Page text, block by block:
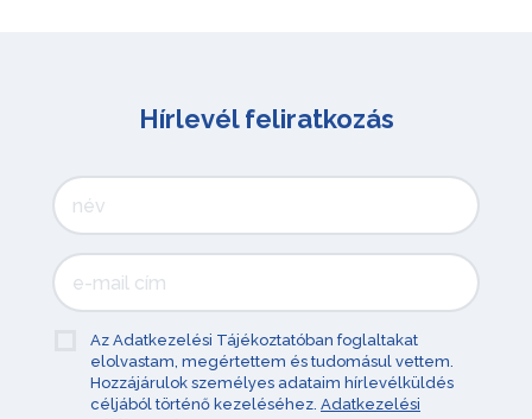
Hírlevél feliratkozás
Az Adatkezelési Tájékoztatóban foglaltakat
elolvastam, megértettem és tudomásul vettem.
Hozzájárulok személyes adataim hírlevélküldés
céljából történő kezeléséhez. Adatkezelési